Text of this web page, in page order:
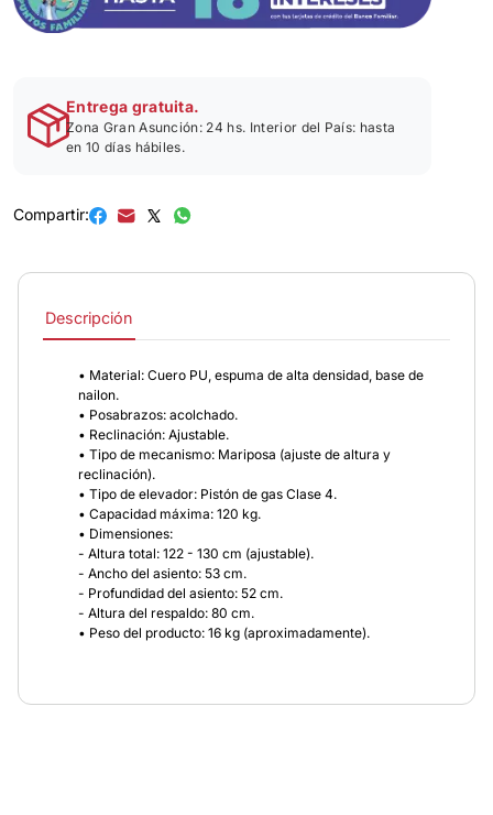
Entrega gratuita.
Zona Gran Asunción: 24 hs. Interior del País: hasta
en 10 días hábiles.
Compartir:
Descripción
• Material: Cuero PU, espuma de alta densidad, base de
nailon.
• Posabrazos: acolchado.
• Reclinación: Ajustable.
• Tipo de mecanismo: Mariposa (ajuste de altura y
reclinación).
• Tipo de elevador: Pistón de gas Clase 4.
• Capacidad máxima: 120 kg.
• Dimensiones:
- Altura total: 122 - 130 cm (ajustable).
- Ancho del asiento: 53 cm.
- Profundidad del asiento: 52 cm.
- Altura del respaldo: 80 cm.
• Peso del producto: 16 kg (aproximadamente).